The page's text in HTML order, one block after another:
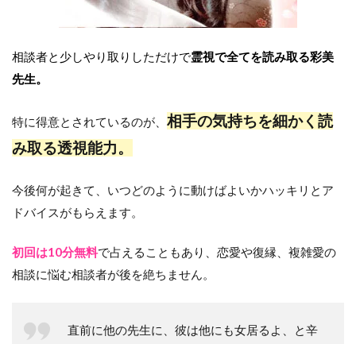
相談者と少しやり取りしただけで霊視で全てを読み取る彩美
先生。
特に得意とされているのが、 相手の気持ちを細かく読
み取る透視能力。
今後何が起きて、いつどのように動けばよいかハッキリとア
ドバイスがもらえます。
初回は10分無料で占えることもあり、恋愛や復縁、複雑愛の
相談に悩む相談者が後を絶ちません。
直前に他の先生に、彼は他にも女居るよ、と辛